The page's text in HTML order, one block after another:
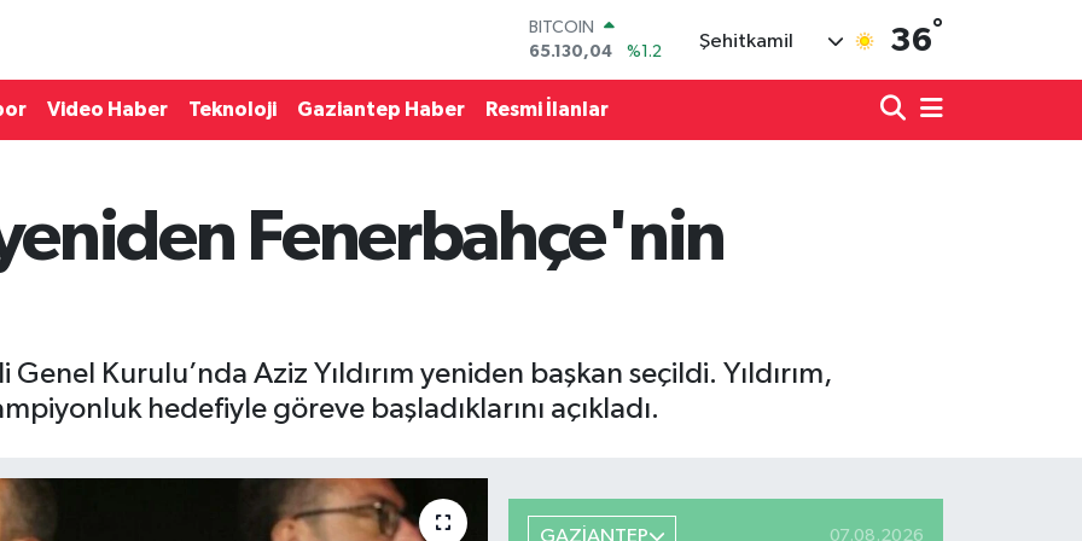
DOLAR
47,7069
%0.17
EURO
55,0265
BİST100
13.887
%64
BITCOIN
Şehitkamil 36°
Video Haber Teknoloji Gaziantep Haber Resmi İlanlar
yeniden Fenerbahçe'nin
Kurulu’nda Aziz Yıldırım yeniden başkan seçildi. Yıldırım,
hedefiyle göreve başladıklarını açıkladı.
GAZİANTEP 07.08.2026